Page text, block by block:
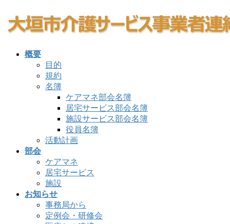
ン
テ
ビ
ゲ
概要
目的
規約
名簿
ケアマネ部会名簿
居宅サービス部会名簿
施設サービス部会名簿
役員名簿
活動計画
部会
ケアマネ
居宅サービス
施設
お知らせ
事務局から
定例会・研修会